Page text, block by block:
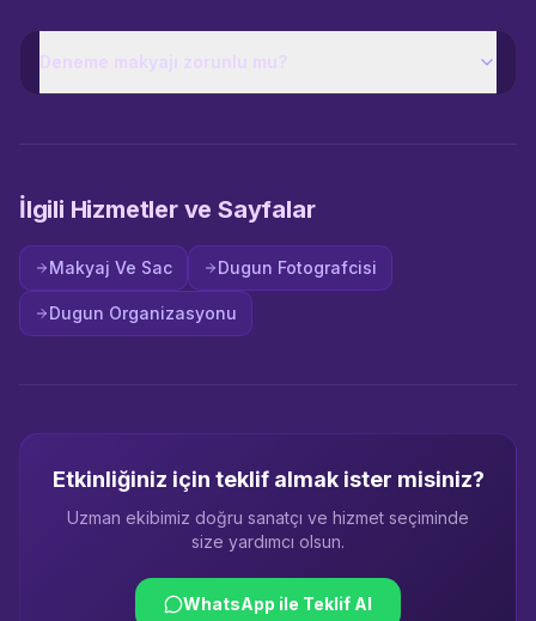
Deneme makyajı zorunlu mu?
İlgili Hizmetler ve Sayfalar
Makyaj Ve Sac Dugun Fotografcisi
Dugun Organizasyonu
Etkinliğiniz için teklif almak ister misiniz?
Uzman ekibimiz doğru sanatçı ve hizmet seçiminde
size yardımcı olsun.
WhatsApp ile Teklif Al